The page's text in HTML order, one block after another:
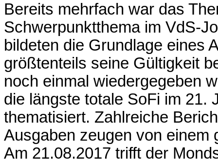
Bereits mehrfach war das
Schwerpunktthema im VdS-
bildeten die Grundlage eines
größtenteils seine Gültigkeit
noch einmal wiedergegeben
die längste totale SoFi im 21.
thematisiert. Zahlreiche
Ausgaben zeugen von einem
Am 21.08.2017 trifft der